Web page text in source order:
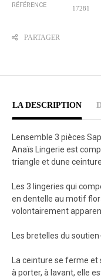
RÉFÉRENCE 17281
PARTAGER
LA DESCRIPTION
Lensemble 3 pièces
Anaïs Lingerie est
triangle et dune
Les 3 lingeries qui
en dentelle au motif
volontairement
Les bretelles du
La ceinture se ferme
à porter, à lavant, elle